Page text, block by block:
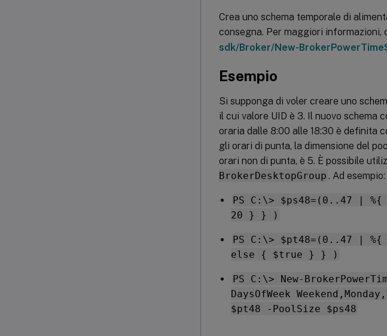
Crea uno schema temporale di
consegna. Per maggiori informazioni,
sdk/Broker/New-
Esempio
Si supponga di voler creare uno
il cui valore UID è 3. Il nuovo schema
oraria dalle 8:00 alle 18:30 è definita
gli orari di punta, la dimensione del
orari non di punta, è 5. È possibile
BrokerDesktopGroup . Ad esempio:
PS C:\> $ps48=(0..47 |
20 } } )
PS C:\> $pt48=(0..47 |
else { $true } } )
PS C:\> New-
DaysOfWeek
$pt48 -PoolSize $ps48